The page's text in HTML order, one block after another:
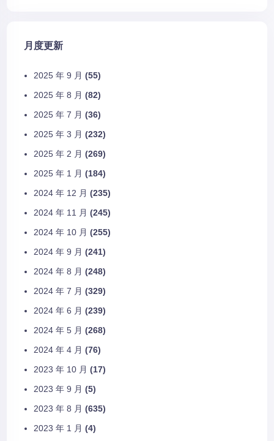
月度更新
2025 年 9 月 (55)
2025 年 8 月 (82)
2025 年 7 月 (36)
2025 年 3 月 (232)
2025 年 2 月 (269)
2025 年 1 月 (184)
2024 年 12 月 (235)
2024 年 11 月 (245)
2024 年 10 月 (255)
2024 年 9 月 (241)
2024 年 8 月 (248)
2024 年 7 月 (329)
2024 年 6 月 (239)
2024 年 5 月 (268)
2024 年 4 月 (76)
2023 年 10 月 (17)
2023 年 9 月 (5)
2023 年 8 月 (635)
2023 年 1 月 (4)